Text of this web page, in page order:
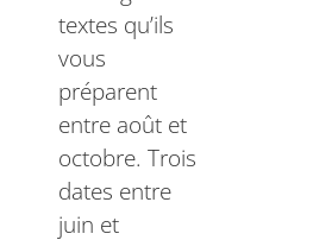
textes qu’ils
vous
préparent
entre août et
octobre. Trois
dates entre
juin et